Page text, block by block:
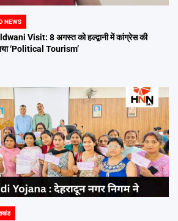
NEWS
Visit: 8 अगस्त को हल्द्वानी में कांग्रेस की
‘Political Tourism’